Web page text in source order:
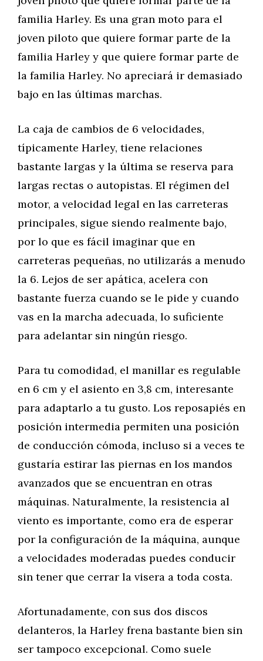
familia Harley. Es una gran moto para el
joven piloto que quiere formar parte de la
familia Harley y que quiere formar parte de
la familia Harley. No apreciará ir demasiado
bajo en las últimas marchas.
La caja de cambios de 6 velocidades,
típicamente Harley, tiene relaciones
bastante largas y la última se reserva para
largas rectas o autopistas. El régimen del
motor, a velocidad legal en las carreteras
principales, sigue siendo realmente bajo,
por lo que es fácil imaginar que en
carreteras pequeñas, no utilizarás a menudo
la 6. Lejos de ser apática, acelera con
bastante fuerza cuando se le pide y cuando
vas en la marcha adecuada, lo suficiente
para adelantar sin ningún riesgo.
Para tu comodidad, el manillar es regulable
en 6 cm y el asiento en 3,8 cm, interesante
para adaptarlo a tu gusto. Los reposapiés en
posición intermedia permiten una posición
de conducción cómoda, incluso si a veces te
gustaría estirar las piernas en los mandos
avanzados que se encuentran en otras
máquinas. Naturalmente, la resistencia al
viento es importante, como era de esperar
por la configuración de la máquina, aunque
a velocidades moderadas puedes conducir
sin tener que cerrar la visera a toda costa.
Afortunadamente, con sus dos discos
delanteros, la Harley frena bastante bien sin
ser tampoco excepcional. Como suele